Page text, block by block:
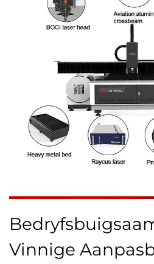
Vinnige